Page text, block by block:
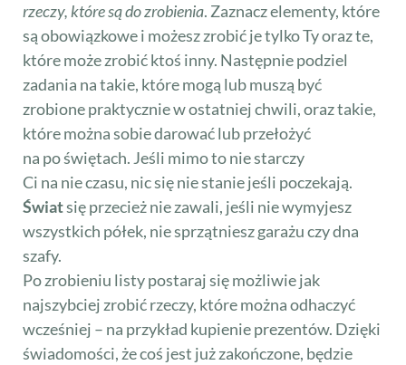
rzeczy, które są do zrobienia. Zaznacz elementy, które
są obowiązkowe i możesz zrobić je tylko Ty oraz te,
które może zrobić ktoś inny. Następnie podziel
zadania na takie, które mogą lub muszą być
zrobione praktycznie w ostatniej chwili, oraz takie,
które można sobie darować lub przełożyć
na po świętach. Jeśli mimo to nie starczy
Ci na nie czasu, nic się nie stanie jeśli poczekają.
Światsię przecież nie zawali, jeśli nie wymyjesz
wszystkich półek, nie sprzątniesz garażu czy dna
szafy.
Po zrobieniu listy postaraj się możliwie jak
najszybciej zrobić rzeczy, które można odhaczyć
wcześniej – na przykład kupienie prezentów. Dzięki
świadomości, że coś jest już zakończone, będzie